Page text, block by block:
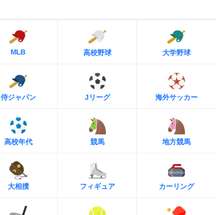
MLB 高校野球 大学野球
侍ジャパン Jリーグ 海外サッカー
高校年代 競馬 地方競馬
大相撲 フィギュア カーリング